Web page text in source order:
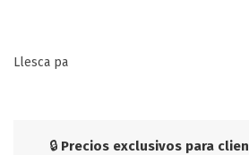
Llesca pa
🔒 Precios exclusivos para